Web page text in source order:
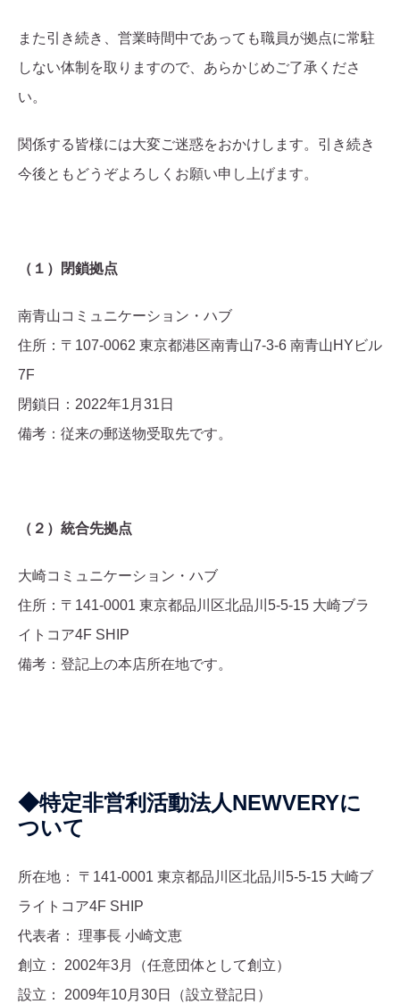
また引き続き、営業時間中であっても職員が拠点に常駐
しない体制を取りますので、あらかじめご了承くださ
い。
関係する皆様には大変ご迷惑をおかけします。引き続き
今後ともどうぞよろしくお願い申し上げます。
（１）閉鎖拠点
南青山コミュニケーション・ハブ
住所：〒107-0062 東京都港区南青山7-3-6 南青山HYビル
7F
閉鎖日：2022年1月31日
備考：従来の郵送物受取先です。
（２）統合先拠点
大崎コミュニケーション・ハブ
住所：〒141-0001 東京都品川区北品川5-5-15 大崎ブラ
イトコア4F SHIP
備考：登記上の本店所在地です。
◆特定非営利活動法人NEWVERYに
ついて
所在地： 〒141-0001 東京都品川区北品川5-5-15 大崎ブ
ライトコア4F SHIP
代表者： 理事長 小崎文恵
創立： 2002年3月（任意団体として創立）
設立： 2009年10月30日（設立登記日）